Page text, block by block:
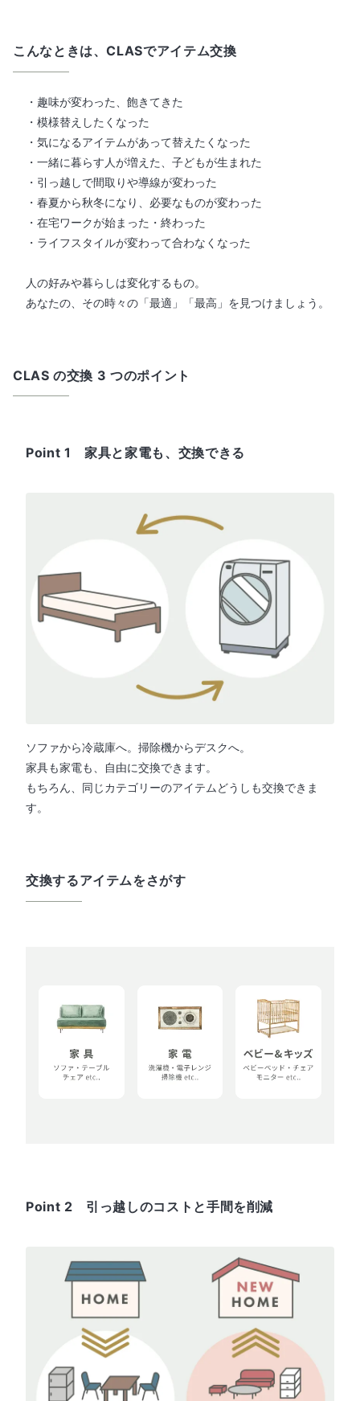
こんなときは、CLASでアイテム交換
・趣味が変わった、飽きてきた
・模様替えしたくなった
・気になるアイテムがあって替えたくなった
・一緒に暮らす人が増えた、子どもが生まれた
・引っ越しで間取りや導線が変わった
・春夏から秋冬になり、必要なものが変わった
・在宅ワークが始まった・終わった
・ライフスタイルが変わって合わなくなった
人の好みや暮らしは変化するもの。
あなたの、その時々の「最適」「最高」を見つけましょう。
CLAS の交換 3 つのポイント
Point 1 家具と家電も、交換できる
ソファから冷蔵庫へ。掃除機からデスクへ。
家具も家電も、自由に交換できます。
もちろん、同じカテゴリーのアイテムどうしも交換できま
す。
交換するアイテムをさがす
Point 2 引っ越しのコストと手間を削減